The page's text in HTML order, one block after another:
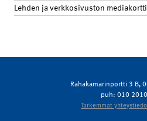
Lehden ja verkkosivuston
Rahakamarinportti 3 B,
puh: 010
Tarkemmat